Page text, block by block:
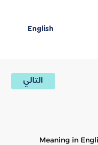
English
التالي
Meaning in